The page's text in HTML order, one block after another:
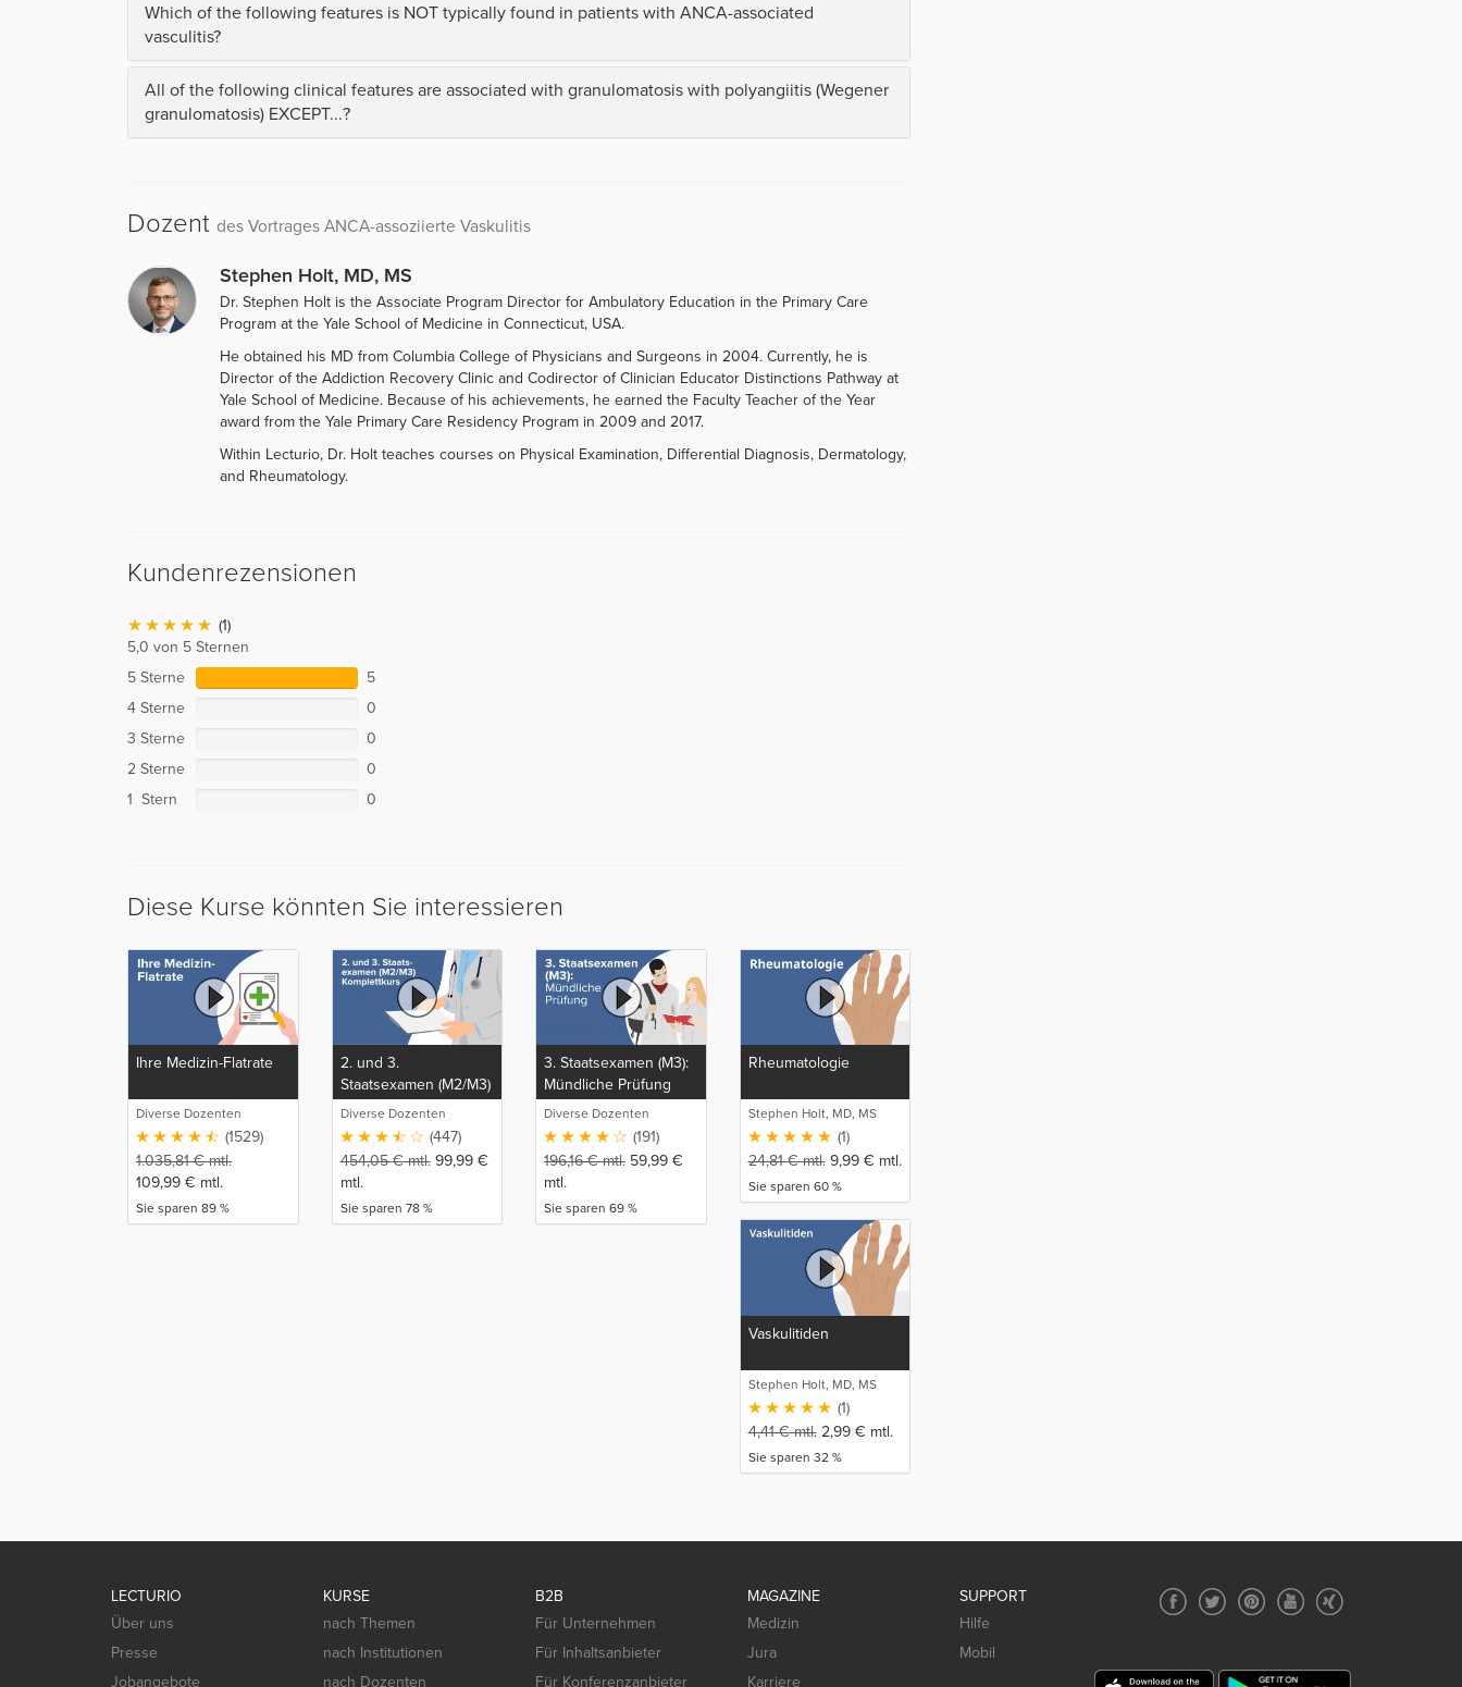
Which of the following features is NOT typically found in patients with ANCA-associated
vasculitis?
All of the following clinical features are associated with granulomatosis with polyangiitis (Wegener
granulomatosis) EXCEPT...?
Dozent des Vortrages ANCA-assoziierte Vaskulitis
Stephen Holt, MD, MS
Dr. Stephen Holt is the Associate Program Director for Ambulatory Education in the Primary Care
Program at the Yale School of Medicine in Connecticut, USA.
He obtained his MD from Columbia College of Physicians and Surgeons in 2004. Currently, he is
Director of the Addiction Recovery Clinic and Codirector of Clinician Educator Distinctions Pathway at
Yale School of Medicine. Because of his achievements, he earned the Faculty Teacher of the Year
award from the Yale Primary Care Residency Program in 2009 and 2017.
Within Lecturio, Dr. Holt teaches courses on Physical Examination, Differential Diagnosis, Dermatology,
and Rheumatology.
Kundenrezensionen
(1)
5,0 von 5 Sternen
5 Sterne
5
4 Sterne
0
3 Sterne
0
2 Sterne
0
1 Stern
0
Diese Kurse könnten Sie interessieren
Ihre Medizin-Flatrate
Diverse Dozenten
(1529)
1.035,81€mtl.
109,99 € mtl.
Sie sparen 89 %
2. und 3.
Staatsexamen (M2/M3)
Komplettkurs
Diverse Dozenten
(447)
454,05€mtl. 99,99 €
mtl.
Sie sparen 78 %
3. Staatsexamen (M3):
Mündliche Prüfung
Diverse Dozenten
(191)
196,16€mtl. 59,99 €
mtl.
Sie sparen 69 %
Rheumatologie
Stephen Holt, MD, MS
(1)
24,81€mtl. 9,99 € mtl.
Sie sparen 60 %
Vaskulitiden
Stephen Holt, MD, MS
(1)
4,41€mtl. 2,99 € mtl.
Sie sparen 32 %
LECTURIO
Über uns
Presse
Jobangebote
KURSE
nach Themen
nach Institutionen
nach Dozenten
B2B
Für Unternehmen
Für Inhaltsanbieter
Für Konferenzanbieter
MAGAZINE
Medizin
Jura
Karriere
SUPPORT
Hilfe
Mobil